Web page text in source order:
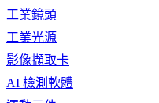
工業鏡頭
工業光源
影像擷取卡
AI 檢測軟體